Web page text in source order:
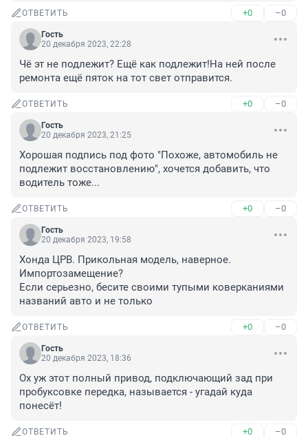
ОТВЕТИТЬ +0 –0
Гость
20 декабря 2023, 22:28
Чё эт не подлежит? Ещё как подлежит!На ней после
ремонта ещё пяток на тот свет отправится.
ОТВЕТИТЬ +0 –0
Гость
20 декабря 2023, 21:25
Хорошая подпись под фото "Похоже, автомобиль не
подлежит восстановлению", хочется добавить, что
водитель тоже...
ОТВЕТИТЬ +0 –0
Гость
20 декабря 2023, 19:58
Хонда ЦРВ. Прикольная модель, наверное.
Импортозамещение?
Если серьезно, бесите своими тупыми коверканиями
названий авто и не только
ОТВЕТИТЬ +0 –0
Гость
20 декабря 2023, 18:36
Ох уж этот полный привод, подключающий зад при
пробуксовке передка, называется - угадай куда
понесёт!
ОТВЕТИТЬ +0 –0